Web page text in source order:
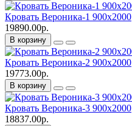
Кровать Вероника-1 900х2000
19890.00р.
В корзину
Кровать Вероника-2 900х2000
19773.00р.
В корзину
Кровать Вероника-3 900х2000
18837.00р.